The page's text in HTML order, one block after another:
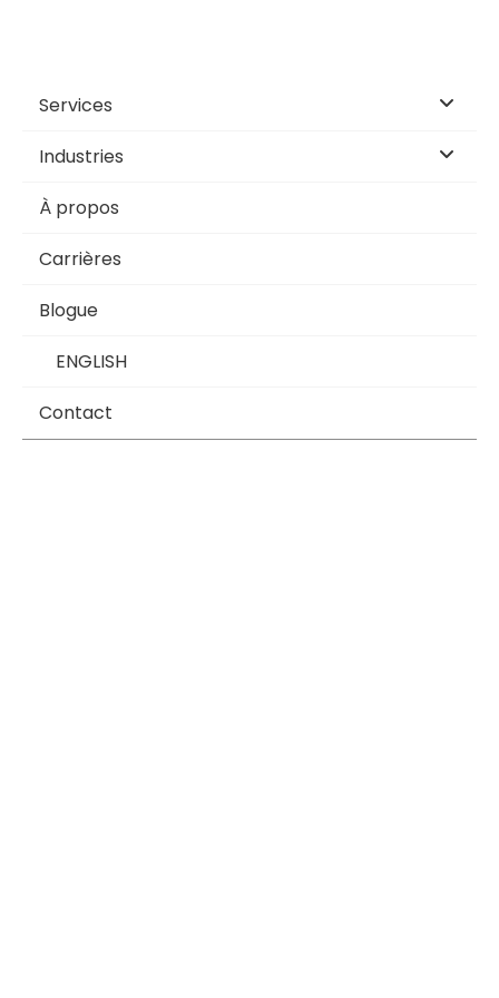
Services
Industries
À propos
Carrières
Blogue
ENGLISH
Contact